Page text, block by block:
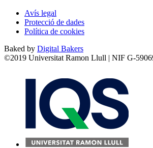
Avís legal
Protecció de dades
Política de cookies
Baked by Digital Bakers
©2019 Universitat Ramon Llull | NIF G-